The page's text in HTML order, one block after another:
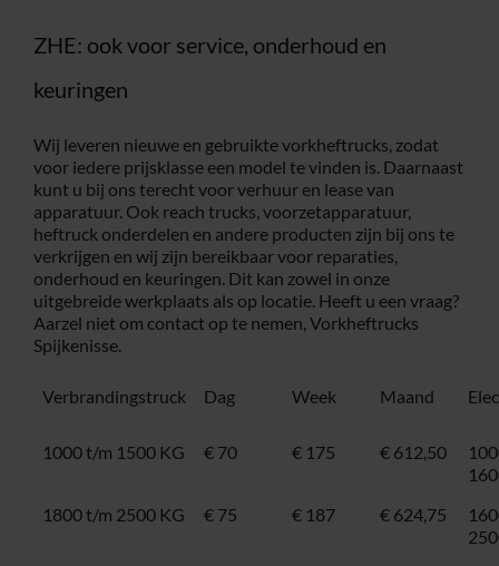
ZHE: ook voor service, onderhoud en
keuringen
Wij leveren nieuwe en gebruikte vorkheftrucks, zodat
voor iedere prijsklasse een model te vinden is. Daarnaast
kunt u bij ons terecht voor verhuur en lease van
apparatuur. Ook reach trucks, voorzetapparatuur,
heftruck onderdelen en andere producten zijn bij ons te
verkrijgen en wij zijn bereikbaar voor reparaties,
onderhoud en keuringen. Dit kan zowel in onze
uitgebreide werkplaats als op locatie. Heeft u een vraag?
Aarzel niet om contact op te nemen, Vorkheftrucks
Spijkenisse.
Verbrandingstruck Dag Week Maand
1000 t/m 1500 KG € 70 € 175 € 612,50
1800 t/m 2500 KG
€ 75 € 187 € 624,75